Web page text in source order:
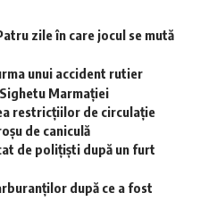
zile în care jocul se mută
unui accident rutier
Marmației
restricțiilor de circulație
de caniculă
de polițiști după un furt
după ce a fost